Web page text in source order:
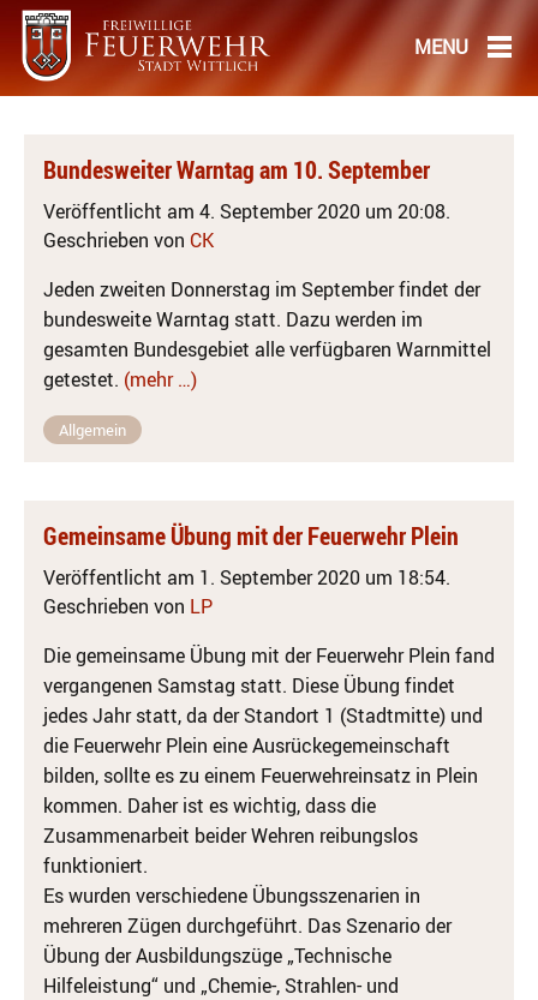
Bundesweiter Warntag am 10. September
Veröffentlicht am 4. September 2020 um 20:08.
Geschrieben von CK
Jeden zweiten Donnerstag im September findet der
bundesweite Warntag statt. Dazu werden im
gesamten Bundesgebiet alle verfügbaren Warnmittel
getestet. (mehr …)
Allgemein
Gemeinsame Übung mit der Feuerwehr Plein
Veröffentlicht am 1. September 2020 um 18:54.
Geschrieben von LP
Die gemeinsame Übung mit der Feuerwehr Plein fand
vergangenen Samstag statt. Diese Übung findet
jedes Jahr statt, da der Standort 1 (Stadtmitte) und
die Feuerwehr Plein eine Ausrückegemeinschaft
bilden, sollte es zu einem Feuerwehreinsatz in Plein
kommen. Daher ist es wichtig, dass die
Zusammenarbeit beider Wehren reibungslos
funktioniert.
Es wurden verschiedene Übungsszenarien in
mehreren Zügen durchgeführt. Das Szenario der
Übung der Ausbildungszüge „Technische
Hilfeleistung“ und „Chemie-, Strahlen- und